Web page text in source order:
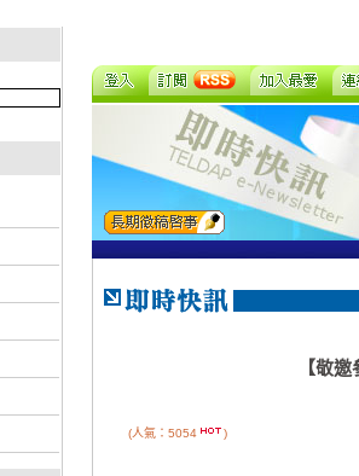
【敬
(人氣：5054 )